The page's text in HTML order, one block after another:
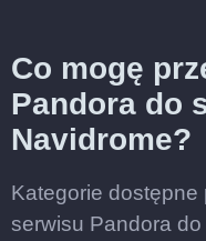
Co mogę
Pandora do
Navidrome?
Kategorie
serwisu Pandora